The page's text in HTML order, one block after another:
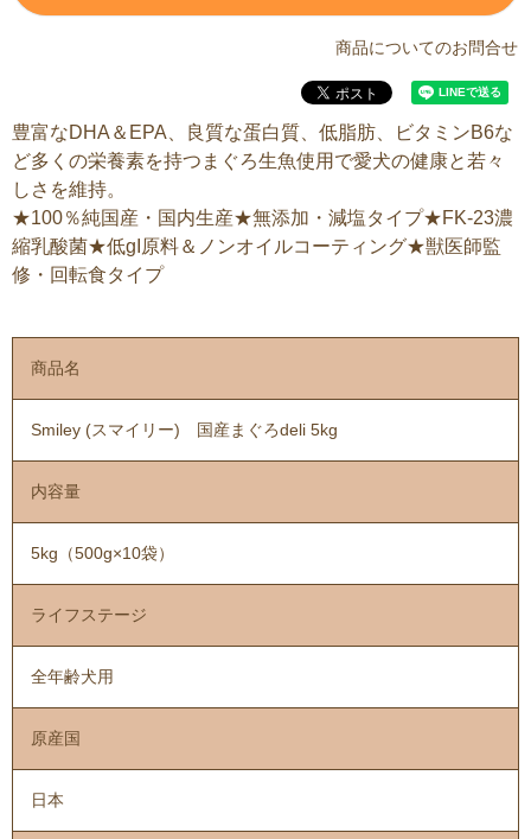
商品についてのお問合せ
豊富なDHA＆EPA、良質な蛋白質、低脂肪、ビタミンB6な
ど多くの栄養素を持つまぐろ生魚使用で愛犬の健康と若々
しさを維持。
★100％純国産・国内生産★無添加・減塩タイプ★FK-23濃
縮乳酸菌★低gI原料＆ノンオイルコーティング★獣医師監
修・回転食タイプ
商品名
Smiley (スマイリー) 国産まぐろdeli 5kg
内容量
5kg（500g×10袋）
ライフステージ
全年齢犬用
原産国
日本